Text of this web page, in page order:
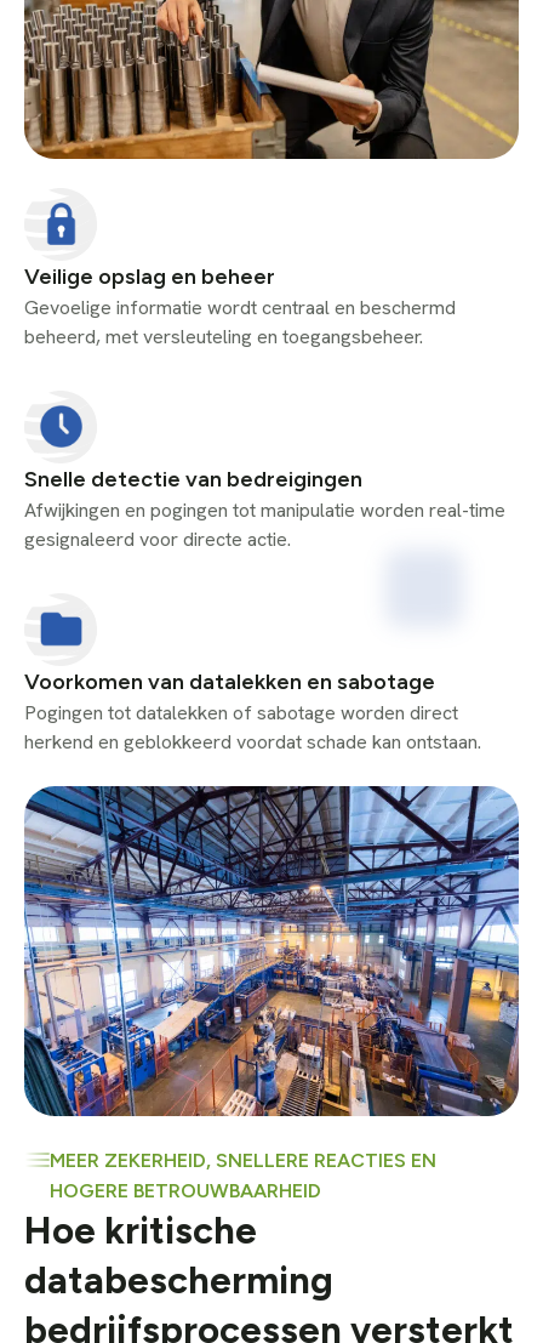
Veilige opslag en beheer
Gevoelige informatie wordt centraal en beschermd
beheerd, met versleuteling en toegangsbeheer.
Snelle detectie van bedreigingen
Afwijkingen en pogingen tot manipulatie worden real-time
gesignaleerd voor directe actie.
Voorkomen van datalekken en sabotage
Pogingen tot datalekken of sabotage worden direct
herkend en geblokkeerd voordat schade kan ontstaan.
MEER ZEKERHEID, SNELLERE REACTIES EN
HOGERE BETROUWBAARHEID
Hoe kritische
databescherming
bedrijfsprocessen versterkt